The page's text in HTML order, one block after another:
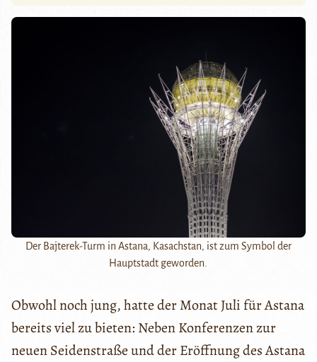
Der Bajterek-Turm in Astana, Kasachstan, ist zum Symbol der
Hauptstadt geworden.
Obwohl noch jung, hatte der Monat Juli für Astana
bereits viel zu bieten: Neben Konferenzen zur
neuen Seidenstraße und der Eröffnung des Astana